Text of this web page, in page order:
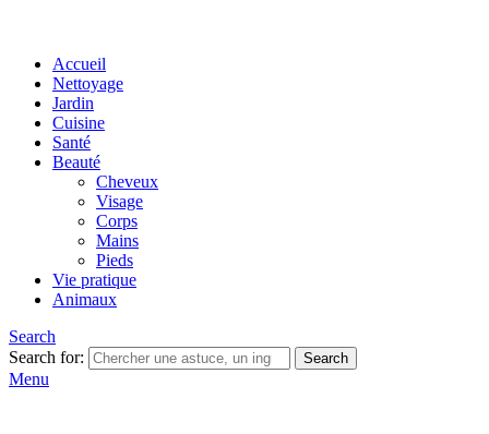
Accueil
Nettoyage
Jardin
Cuisine
Santé
Beauté
Cheveux
Visage
Corps
Mains
Pieds
Vie pratique
Animaux
Search
Search for:
Search
Menu